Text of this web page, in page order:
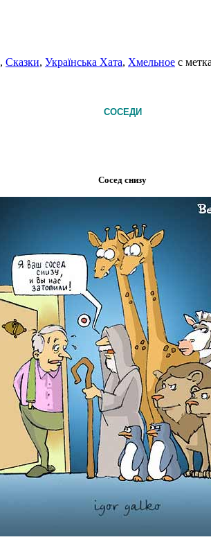
, Сказки, Українська Хата, Хмельное с
СОСЕДИ
Сосед снизу